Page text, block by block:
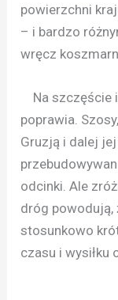
powierzchni
– i bardzo
wręcz
Na szczęście
poprawia.
Gruzją i dalej
odcinki. Ale
dróg powodują,
stosunkowo
czasu i wysiłku